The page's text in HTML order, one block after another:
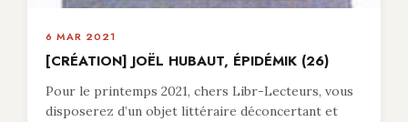
6 MAR 2021
[CRÉATION] JOËL HUBAUT, ÉPIDÉMIK (26)
Pour le printemps 2021, chers Libr-Lecteurs, vous
disposerez d’un objet littéraire déconcertant et